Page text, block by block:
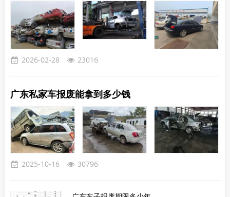
及车辆牌照。在报废车回收中心，代办人需要填写一份
名为《机动车停驶、
2026-02-28 23016
广东私家车报废能拿到多少钱
2025-10-16 30796